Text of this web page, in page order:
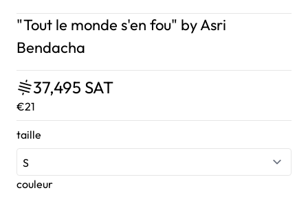
"Tout le monde s'en fou" by Asri
Bendacha
37,495 SAT
€21
taille
couleur